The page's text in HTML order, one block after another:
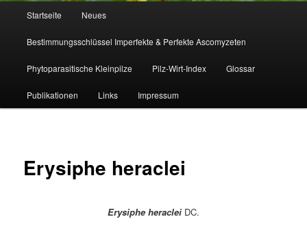
Startseite Neues
Bestimmungsschlüssel Imperfekte & Perfekte Ascomyzeten
Phytoparasitische Kleinpilze Pilz-Wirt-Index Glossar
Publikationen Links Impressum
Erysiphe heraclei
Erysiphe heraclei DC.